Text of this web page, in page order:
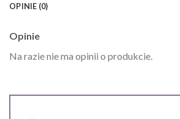
OPINIE (0)
Opinie
Na razie nie ma opinii o produkcie.